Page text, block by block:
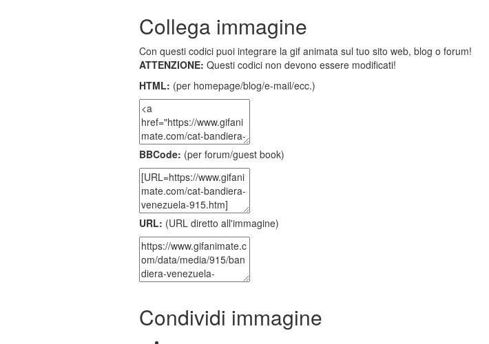
Collega immagine
Con questi codici puoi integrare la gif animata sul tuo sito web, blog o forum!
ATTENZIONE: Questi codici non devono essere modificati!
HTML: (per homepage/blog/e-mail/ecc.)
BBCode: (per forum/guest book)
URL: (URL diretto all'immagine)
Condividi immagine